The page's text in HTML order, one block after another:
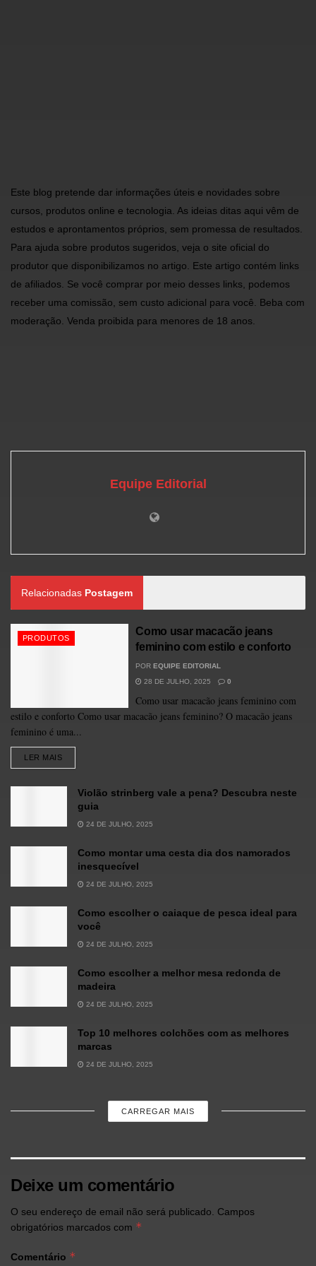
Este blog pretende dar informações úteis e novidades sobre
cursos, produtos online e tecnologia. As ideias ditas aqui vêm de
estudos e aprontamentos próprios, sem promessa de resultados.
Para ajuda sobre produtos sugeridos, veja o site oficial do
produtor que disponibilizamos no artigo. Este artigo contém links
de afiliados. Se você comprar por meio desses links, podemos
receber uma comissão, sem custo adicional para você. Beba com
moderação. Venda proibida para menores de 18 anos.
Equipe Editorial
Relacionadas Postagem
PRODUTOS
Como usar macacão jeans
feminino com estilo e conforto
POR EQUIPE EDITORIAL
28 DE JULHO, 2025
0
Como usar macacão jeans feminino com
estilo e conforto Como usar macacão jeans feminino? O macacão jeans
feminino é uma...
LER MAIS
Violão strinberg vale a pena? Descubra neste
guia
24 DE JULHO, 2025
Como montar uma cesta dia dos namorados
inesquecível
24 DE JULHO, 2025
Como escolher o caiaque de pesca ideal para
você
24 DE JULHO, 2025
Como escolher a melhor mesa redonda de
madeira
24 DE JULHO, 2025
Top 10 melhores colchões com as melhores
marcas
24 DE JULHO, 2025
CARREGAR MAIS
Deixe um comentário
O seu endereço de email não será publicado.
Campos
obrigatórios marcados com *
Comentário *